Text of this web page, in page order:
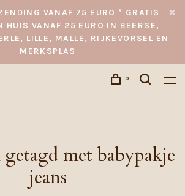
VANAF 75 EURO * GRATIS
HUIS VANAF 25 EURO IN BEERSE,
LILLE, MALLE, RIJKEVORSEL EN
MERKSPLAS
0
met babypakje
jeans